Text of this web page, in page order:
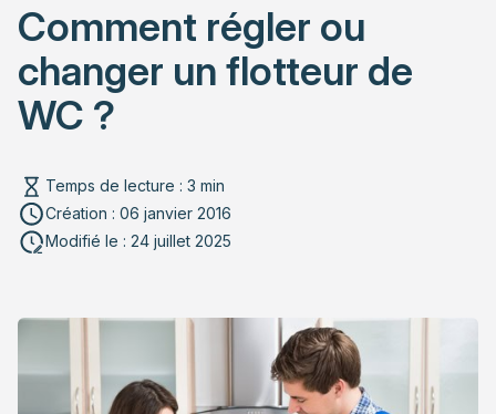
Services
Actualités
Rechercher un article
Comment régler ou
changer un flotteur de
WC ?
Temps de lecture : 3 min
Création : 06 janvier 2016
Modifié le : 24 juillet 2025